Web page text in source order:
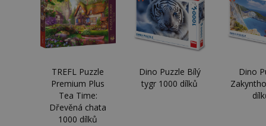
TREFL Puzzle
Premium Plus
Tea Time:
Dřevěná chata
1000 dílků
Dino Puzzle Bílý
tygr 1000 dílků
Dino